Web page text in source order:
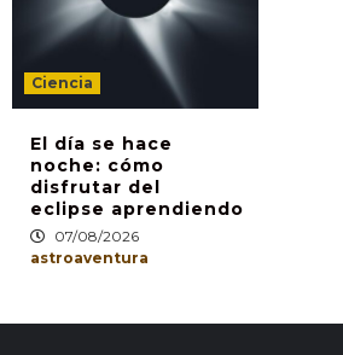
Ciencia
El día se hace
noche: cómo
disfrutar del
eclipse aprendiendo
07/08/2026
astroaventura